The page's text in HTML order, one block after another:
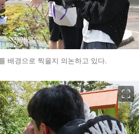
배경으로 찍을지 의논하고 있다.